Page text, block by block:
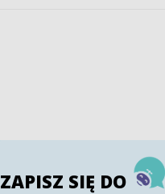
ZAPISZ SIĘ DO